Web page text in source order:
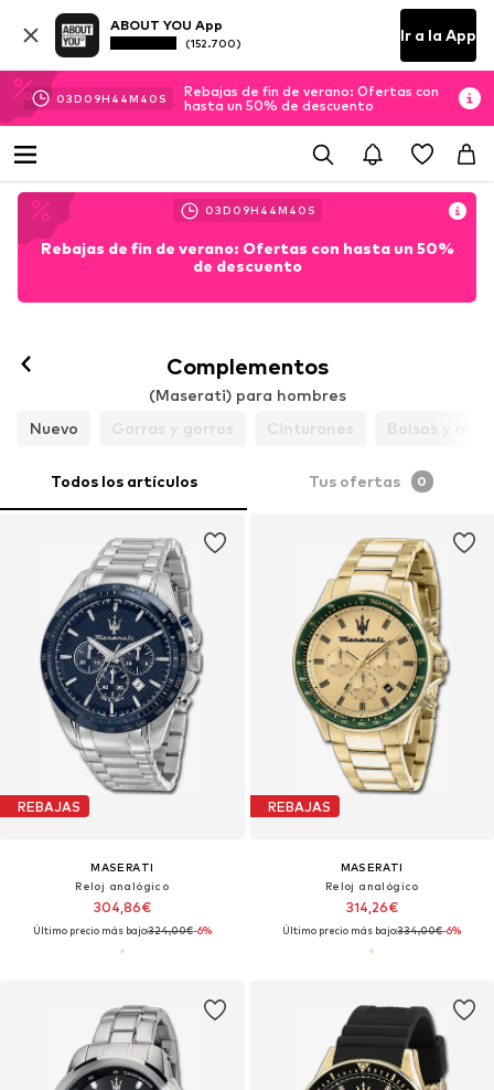
ABOUT YOU App
(152.700) Ir a la App
03D 09H 44M 38 S
Rebajas de fin de verano: Ofertas con
hasta un 50% de descuento
03D 09H 44M 38 S
Rebajas de fin de verano: Ofertas con hasta un 50%
de descuento
Complementos
(Maserati) para hombres
Nuevo
Gorras y gorros Cinturones Bolsos y
Todos los artículos Tus ofertas 0
REBAJAS
MASERATI
Reloj analógico
304,86€
Último precio más bajo:324,00€-6%
REBAJAS
MASERATI
Reloj analógico
314,26€
Último precio más bajo:334,00€-6%